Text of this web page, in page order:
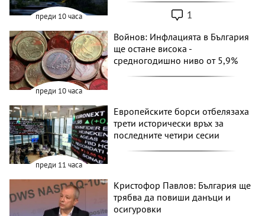
преди 10 часа 1
преди 10 часа
Войнов: Инфлацията в България
ще остане висока -
средногодишно ниво от 5,9%
преди 11 часа
Европейските борси отбелязаха
трети исторически връх за
последните четири сесии
Кристофор Павлов: България ще
трябва да повиши данъци и
осигуровки